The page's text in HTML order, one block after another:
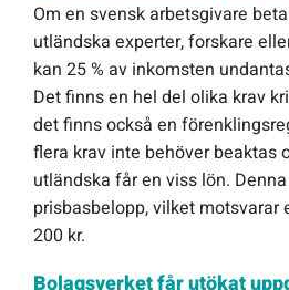
Om en svensk arbetsgivare
utländska experter, forskare
kan 25 % av inkomsten
Det finns en hel del olika krav
det finns också en
flera krav inte behöver beaktas
utländska får en viss lön.
prisbasbelopp, vilket motsvarar
200 kr.